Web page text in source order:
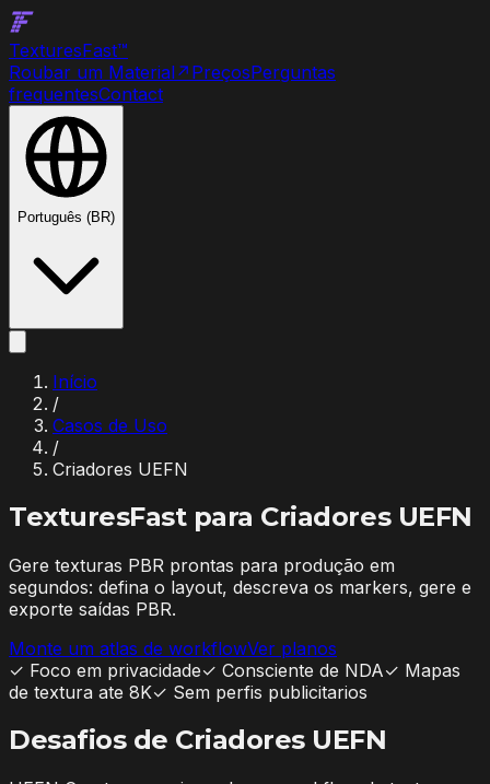
TexturesFast™
Roubar um Material↗ PreçosPerguntas
frequentesContact
Português (BR)
Início
/
Casos de Uso
/
Criadores UEFN
TexturesFast para Criadores UEFN
Gere texturas PBR prontas para produção em
segundos: defina o layout, descreva os markers, gere e
exporte saídas PBR.
Monte um atlas de workflowVer planos
✓ Foco em privacidade✓ Consciente de NDA✓ Mapas
de textura ate 8K✓ Sem perfis publicitarios
Desafios de Criadores UEFN